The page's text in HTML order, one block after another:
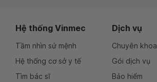
Hệ thống Vinmec
Tầm nhìn sứ mệnh
Hệ thống cơ sở y tế
Tìm bác sĩ
Dịch vụ
Chuyên khoa
Gói dịch vụ
Bảo hiểm